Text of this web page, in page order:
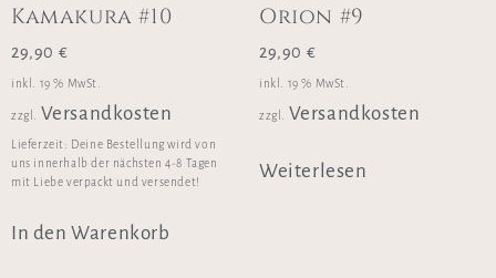
Kamakura #10
29,90 €
inkl. 19 % MwSt.
zzgl. Versandkosten
Lieferzeit: Deine Bestellung wird von
uns innerhalb der nächsten 4-8 Tagen
mit Liebe verpackt und versendet!
In den Warenkorb
Orion #9
29,90 €
inkl. 19 % MwSt.
zzgl. Versandkosten
Weiterlesen